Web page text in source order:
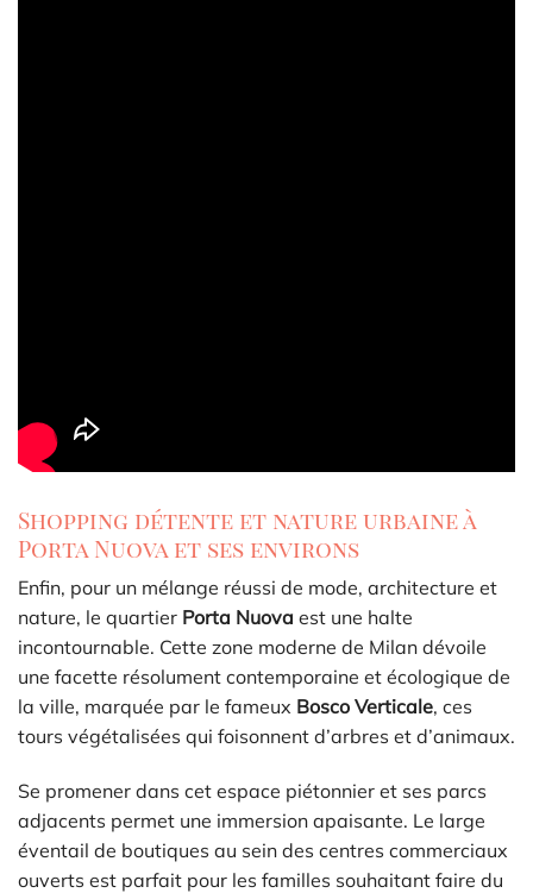
Shopping détente et nature urbaine à
Porta Nuova et ses environs
Enfin, pour un mélange réussi de mode, architecture et
nature, le quartier Porta Nuova est une halte
incontournable. Cette zone moderne de Milan dévoile
une facette résolument contemporaine et écologique de
la ville, marquée par le fameux Bosco Verticale, ces
tours végétalisées qui foisonnent d’arbres et d’animaux.
Se promener dans cet espace piétonnier et ses parcs
adjacents permet une immersion apaisante. Le large
éventail de boutiques au sein des centres commerciaux
ouverts est parfait pour les familles souhaitant faire du